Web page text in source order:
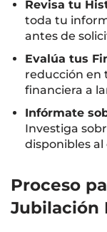
Revisa tu
toda tu
antes de
Evalúa tus
reducción en
financiera a
Infórmate
Investiga
disponibles
Proceso
Jubilación